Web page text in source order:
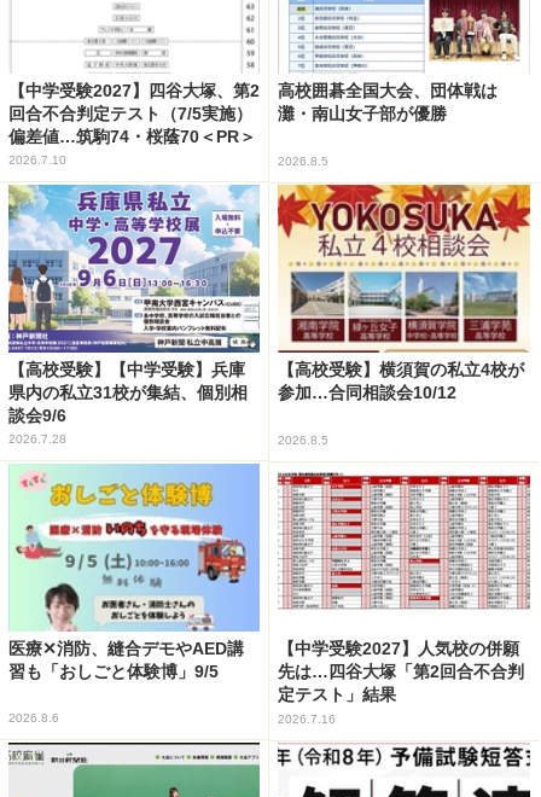
【中学受験2027】四谷大塚、第2
回合不合判定テスト（7/5実施）
偏差値…筑駒74・桜蔭70＜PR＞
2026.7.10
高校囲碁全国大会、団体戦は
灘・南山女子部が優勝
2026.8.5
【高校受験】【中学受験】兵庫
県内の私立31校が集結、個別相
談会9/6
2026.7.28
【高校受験】横須賀の私立4校が
参加…合同相談会10/12
2026.8.5
医療✕消防、縫合デモやAED講
習も「おしごと体験博」9/5
2026.8.6
【中学受験2027】人気校の併願
先は…四谷大塚「第2回合不合判
定テスト」結果
2026.7.16